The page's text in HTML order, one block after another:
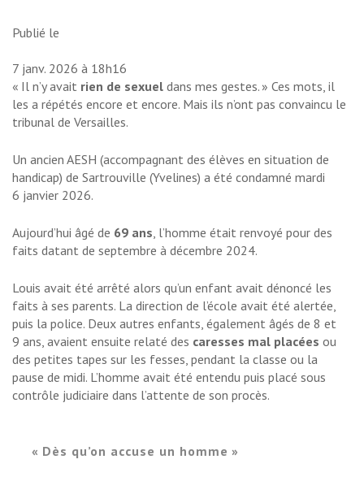
Publié le
7 janv. 2026 à 18h16
« Il n’y avait rien de sexuel dans mes gestes. » Ces mots, il
les a répétés encore et encore. Mais ils n’ont pas convaincu le
tribunal de Versailles.
Un ancien AESH (accompagnant des élèves en situation de
handicap) de Sartrouville (Yvelines) a été condamné mardi
6 janvier 2026.
Aujourd’hui âgé de 69 ans, l’homme était renvoyé pour des
faits datant de septembre à décembre 2024.
Louis avait été arrêté alors qu’un enfant avait dénoncé les
faits à ses parents. La direction de l’école avait été alertée,
puis la police. Deux autres enfants, également âgés de 8 et
9 ans, avaient ensuite relaté des caresses mal placées ou
des petites tapes sur les fesses, pendant la classe ou la
pause de midi. L’homme avait été entendu puis placé sous
contrôle judiciaire dans l’attente de son procès.
« Dès qu’on accuse un homme »